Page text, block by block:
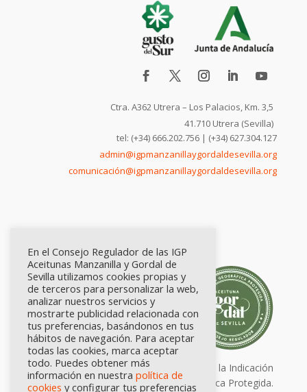
Ctra. A362 Utrera – Los Palacios, Km. 3,5
41.710 Utrera (Sevilla)
tel: (+34) 666.202.756 | (+34) 627.304.127
admin@igpmanzanillaygordaldesevilla.org
comunicación@igpmanzanillaygordaldesevilla.org
Calidad certificada por Origen. Sellos de la Indicación
Geográfica Protegida.
En el Consejo Regulador de las IGP
Aceitunas Manzanilla y Gordal de
Sevilla utilizamos cookies propias y
de terceros para personalizar la web,
analizar nuestros servicios y
mostrarte publicidad relacionada con
tus preferencias, basándonos en tus
hábitos de navegación. Para aceptar
todas las cookies, marca aceptar
todo. Puedes obtener más
información en nuestra política de
cookies y configurar tus preferencias